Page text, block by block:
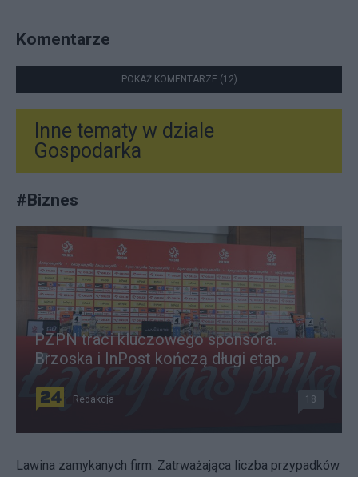
Komentarze
POKAŻ KOMENTARZE (12)
Inne tematy w dziale
Gospodarka
#Biznes
PZPN traci kluczowego sponsora.
Brzoska i InPost kończą długi etap
Redakcja 18
Lawina zamykanych firm. Zatrważająca liczba przypadków